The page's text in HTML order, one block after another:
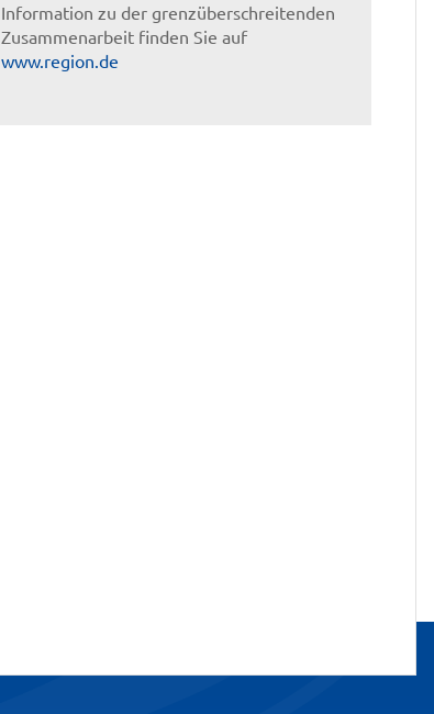
Information zu der grenzüberschreitenden
Zusammenarbeit finden Sie auf
www.region.de